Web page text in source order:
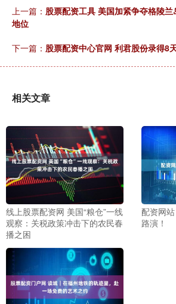
上一篇： 股票配资工具 美国加紧争夺格陵
地位
下一篇： 股票配资中心官网 利君股份录得8
相关文章
线上股票配资网 美国“粮仓”一线
观察：关税政策冲击下的农民春
播之困
配资网
路演！